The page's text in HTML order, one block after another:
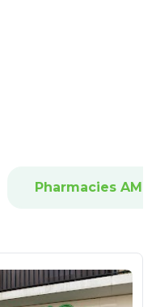
Pharmacies